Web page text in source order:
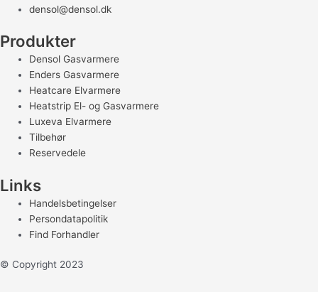
densol@densol.dk
Produkter
Densol Gasvarmere
Enders Gasvarmere
Heatcare Elvarmere
Heatstrip El- og Gasvarmere
Luxeva Elvarmere
Tilbehør
Reservedele
Links
Handelsbetingelser
Persondatapolitik
Find Forhandler
© Copyright 2023